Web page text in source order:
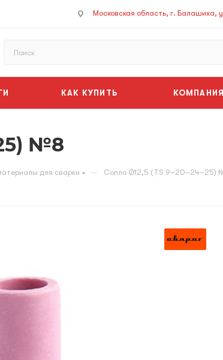
Московская область, г. Балашиха,
КАК КУПИТЬ КОМПАНИЯ
№8
для сварки — Сопло Ø12,5 (TS 9–20–24–25)